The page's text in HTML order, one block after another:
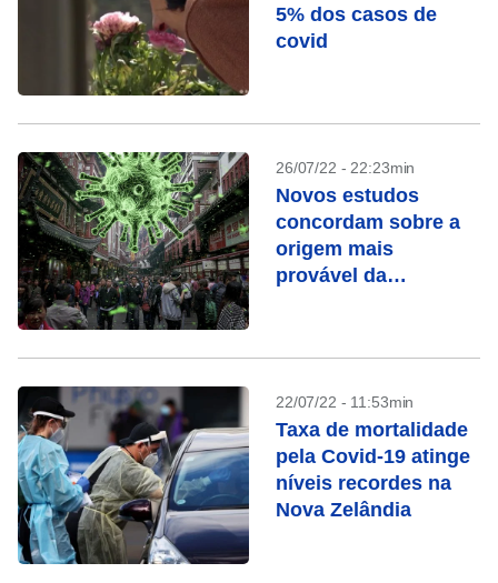
5% dos casos de
covid
26/07/22 - 22:23min
Novos estudos
concordam sobre a
origem mais
provável da
22/07/22 - 11:53min
Taxa de mortalidade
pela Covid-19 atinge
níveis recordes na
Nova Zelândia